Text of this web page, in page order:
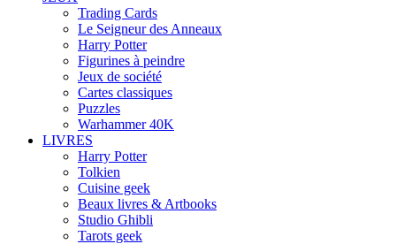
Trading Cards
Le Seigneur des Anneaux
Harry Potter
Figurines à peindre
Jeux de société
Cartes classiques
Puzzles
Warhammer 40K
LIVRES
Harry Potter
Tolkien
Cuisine geek
Beaux livres & Artbooks
Studio Ghibli
Tarots geek